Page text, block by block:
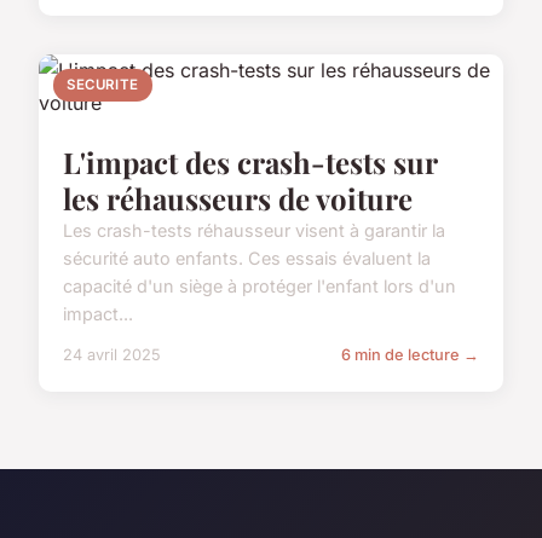
SECURITE
L'impact des crash-tests sur
les réhausseurs de voiture
Les crash-tests réhausseur visent à garantir la
sécurité auto enfants. Ces essais évaluent la
capacité d'un siège à protéger l'enfant lors d'un
impact...
24 avril 2025 6 min de lecture →